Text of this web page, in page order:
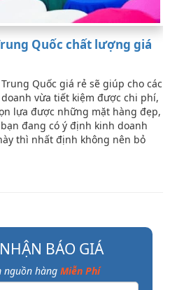
Quốc chất lượng giá
Quốc giá rẻ sẽ giúp cho các
vừa tiết kiệm được chi phí,
lựa được những mặt hàng đẹp,
đang có ý định kinh doanh
thì nhất định không nên bỏ
BÁO GIÁ
nguồn hàng Miễn Phí